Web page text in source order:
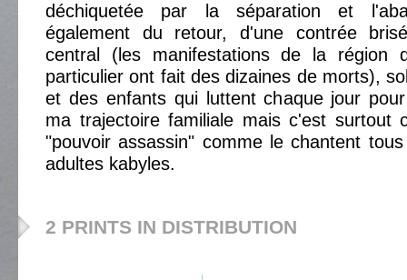
déchiquetée par la séparation et
également du retour, d'une contrée
central (les manifestations de la région
particulier ont fait des dizaines de morts),
et des enfants qui luttent chaque jour
ma trajectoire familiale mais c'est surtout
"pouvoir assassin" comme le chantent
adultes kabyles.
2 PRINTS IN DISTRIBUTION